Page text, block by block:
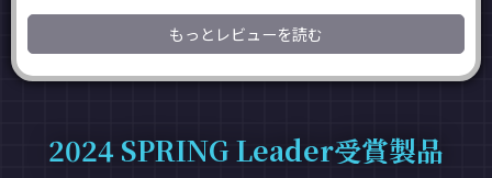
もっとレビューを読む
2024 SPRING Leader受賞製品